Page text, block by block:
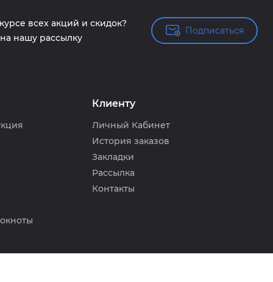
всех акций и скидок?
нашу рассылку
Подписаться
Подписаться
Клиенту
Личный Кабинет
История заказов
Закладки
Рассылка
Контакты